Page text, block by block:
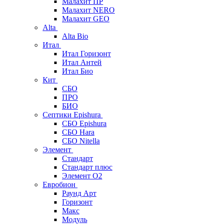
Малахит NERO
Малахит GEO
Alta
Alta Bio
Итал
Итал Горизонт
Итал Антей
Итал Био
Кит
СБО
ПРО
БИО
Септики Epishura
СБО Epishura
СБО Hara
СБО Nitella
Элемент
Стандарт
Стандарт плюс
Элемент О2
Евробион
Раунд Арт
Горизонт
Макс
Модуль